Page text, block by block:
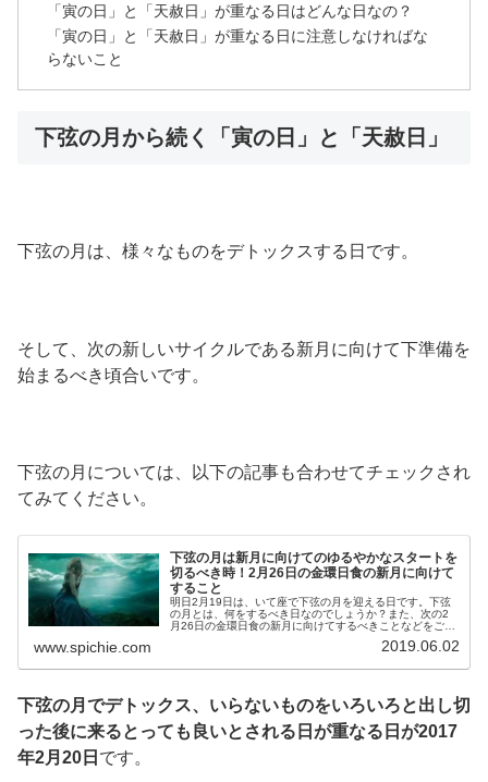
「寅の日」と「天赦日」が重なる日はどんな日なの？
「寅の日」と「天赦日」が重なる日に注意しなければな
らないこと
下弦の月から続く「寅の日」と「天赦日」
下弦の月は、様々なものをデトックスする日です。
そして、次の新しいサイクルである新月に向けて下準備を
始まるべき頃合いです。
下弦の月については、以下の記事も合わせてチェックされ
てみてください。
下弦の月は新月に向けてのゆるやかなスタートを
切るべき時！2月26日の金環日食の新月に向けて
すること
明日2月19日は、いて座で下弦の月を迎える日です。下弦
の月とは、何をするべき日なのでしょうか？また、次の2
月26日の金環日食の新月に向けてするべきことなどをご紹
www.spichie.com 2019.06.02
下弦の月でデトックス、いらないものをいろいろと出し切
った後に来るとっても良いとされる日が重なる日が2017
年2月20日 です。